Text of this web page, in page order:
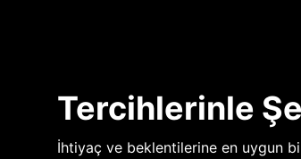
Tercihlerinle
İhtiyaç ve beklentilerine en uygun